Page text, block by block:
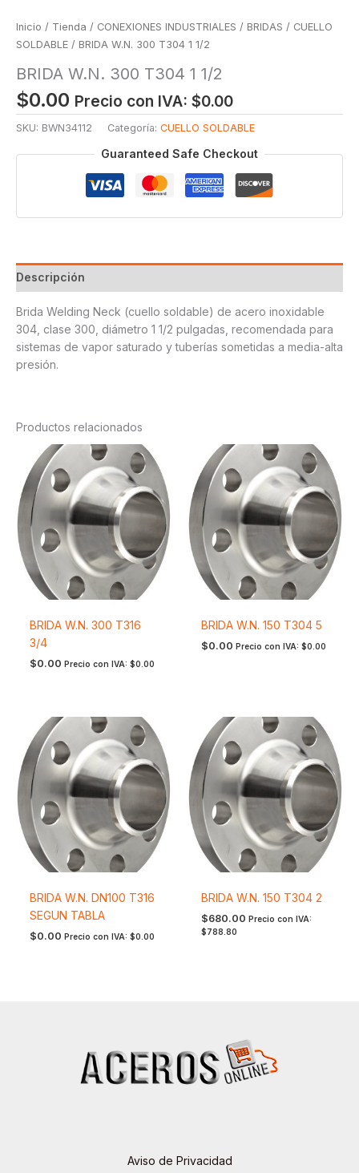
Inicio / Tienda / CONEXIONES INDUSTRIALES / BRIDAS / CUELLO
SOLDABLE / BRIDA W.N. 300 T304 1 1/2
BRIDA W.N. 300 T304 1 1/2
$0.00 Precio con IVA: $0.00
SKU: BWN34112 Categoría: CUELLO SOLDABLE
Guaranteed Safe Checkout
Descripción
Brida Welding Neck (cuello soldable) de acero inoxidable
304, clase 300, diámetro 1 1/2 pulgadas, recomendada para
sistemas de vapor saturado y tuberías sometidas a media-alta
presión.
Productos relacionados
BRIDA W.N. 300 T316
3/4
$0.00 Precio con IVA: $0.00
BRIDA W.N. 150 T304 5
$0.00 Precio con IVA: $0.00
BRIDA W.N. DN100 T316
SEGUN TABLA
$0.00 Precio con IVA: $0.00
BRIDA W.N. 150 T304 2
$680.00 Precio con IVA:
$788.80
Aviso de Privacidad